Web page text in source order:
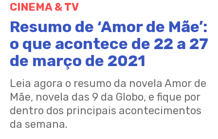
CINEMA & TV
Resumo de ‘Amor de Mãe’:
o que acontece de 22 a 27
de março de 2021
Leia agora o resumo da novela Amor de
Mãe, novela das 9 da Globo, e fique por
dentro dos principais acontecimentos
da semana.